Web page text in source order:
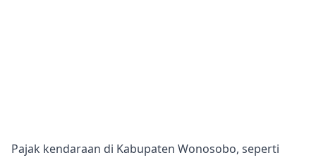
Pajak kendaraan di Kabupaten Wonosobo, seperti